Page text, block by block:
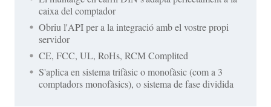
caixa del comptador
Obriu l'API per a la integració amb el vostre propi
servidor
CE, FCC, UL, RoHs, RCM Complited
S'aplica en sistema trifàsic o monofàsic (com a 3
comptadors monofàsics), o sistema de fase dividida